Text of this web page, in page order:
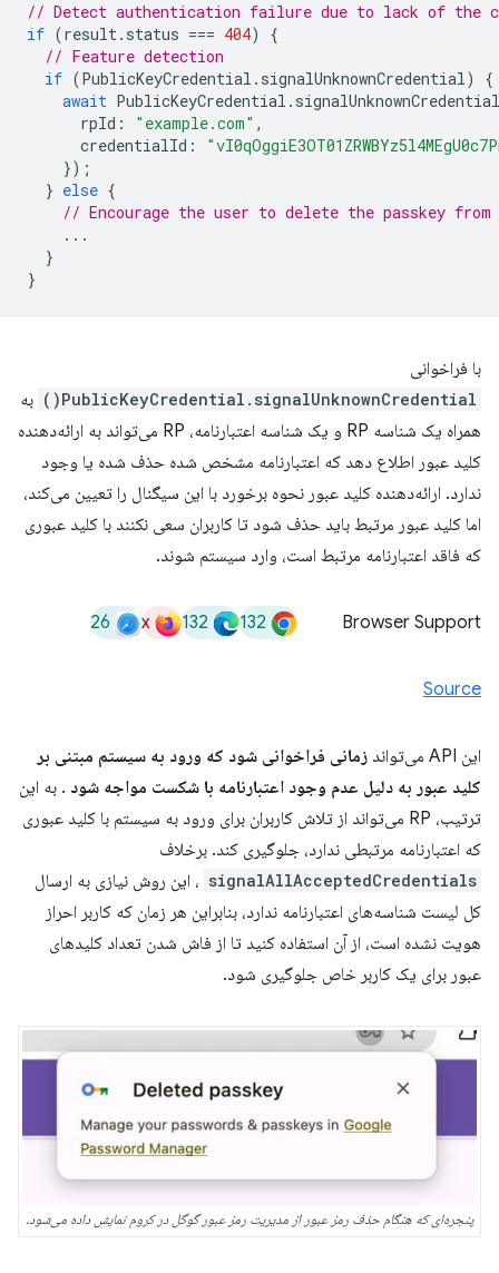
// Detect authentication failure due to lack of the
if (result. status === 404)
{
// Feature detection
if (PublicKeyCredential . signalUnknownCredential)
{
await PublicKeyCredential . signalUnknownCredential
rpId : "example.com" ,
credentialId :
});
} else {
// Encourage the user to delete the passkey from
...
}
}
با فراخوانی
PublicKeyCredential.signalUnknownCredential()
به
همراه یک شناسه RP و یک شناسه اعتبارنامه، RP می‌تواند به ارائه‌دهنده
کلید عبور اطلاع دهد که اعتبارنامه مشخص شده حذف شده یا وجود
ندارد. ارائه‌دهنده کلید عبور نحوه برخورد با این سیگنال را تعیین می‌کند،
اما کلید عبور مرتبط باید حذف شود تا کاربران سعی نکنند با کلید عبوری
که فاقد اعتبارنامه مرتبط است، وارد سیستم شوند.
Browser Support
132
132
x
26
Source
این API می‌تواند
زمانی فراخوانی شود که ورود به سیستم مبتنی بر
کلید عبور به دلیل عدم وجود اعتبارنامه با شکست مواجه شود . به این
ترتیب، RP می‌تواند از تلاش کاربران برای ورود به سیستم با کلید عبوری
که اعتبارنامه مرتبطی ندارد، جلوگیری کند. برخلاف
signalAllAcceptedCredentials ، این روش نیازی به ارسال
کل لیست شناسه‌های اعتبارنامه ندارد، بنابراین هر زمان که کاربر احراز
هویت نشده است، از آن استفاده کنید تا از فاش شدن تعداد کلیدهای
عبور برای یک کاربر خاص جلوگیری شود.
پنجره‌ای که هنگام حذف رمز عبور از مدیریت رمز عبور گوگل در کروم نمایش داده می‌شود.